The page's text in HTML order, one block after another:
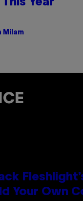
Year
Milam
Your Own